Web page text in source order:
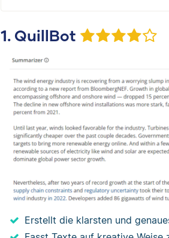
1. QuillBot
Erstellt die klarsten und